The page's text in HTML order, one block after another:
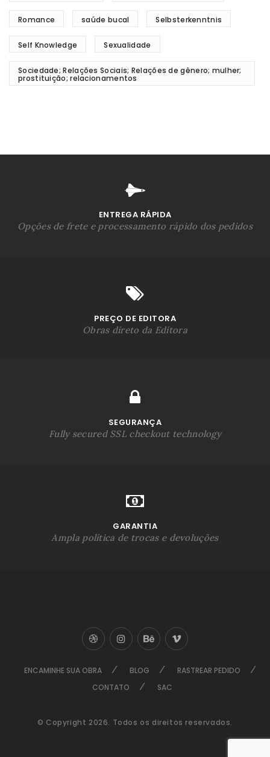
Romance saúde bucal Selbsterkenntnis
Self Knowledge Sexualidade
Sociedade; Relações Sociais; Relações de gênero; mulher;
prostituição; relacionamentos
ENTREGA RÁPIDA
Opções de frete e processamento rápido dos pedidos
PREÇO DE EDITORA
Obras direto da Editora
SEGURANÇA
Fully secured SSL checkout technology
GARANTIA
Ampla política de trocas e devoluções
ENCAMINHE SUA OBRA BLOG
RASTREAR PEDIDO
CONTATO
SAC
© Copyright 2026. Todos os direitos reservados.